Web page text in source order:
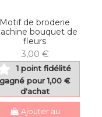
Motif de broderie
bouquet de
fleurs
3,00 €
1 point fidélité
gagné pour 1,00 €
d'achat
Ajouter au